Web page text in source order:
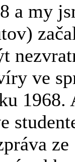
a my
ve
1968.